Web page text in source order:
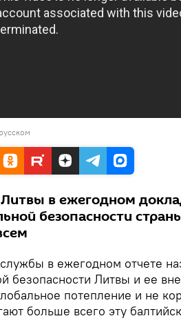
в ежегодном
безопасности
в ежегодном отчете
безопасности Литвы и ее
потепление и не
больше всего эту